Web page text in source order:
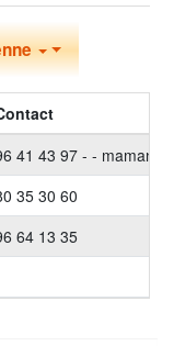
41 43 97 - -
35 30 60
64 13 35